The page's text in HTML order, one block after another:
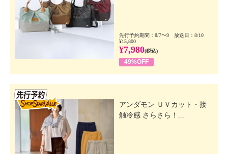
先行予約期間：8/7〜9 放送日：8/10
¥15,800
¥7,980(税込)
49%OFF
アンダモン ＵＶカット・接
触冷感 さらさら！...